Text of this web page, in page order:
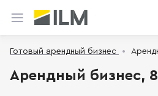
Готовый арендный бизнес
Арендный бизнес,